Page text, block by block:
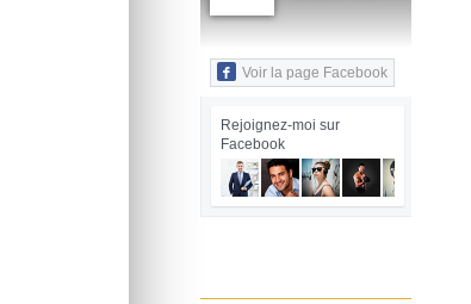
Voir la page Facebook
Rejoignez-moi sur
Facebook